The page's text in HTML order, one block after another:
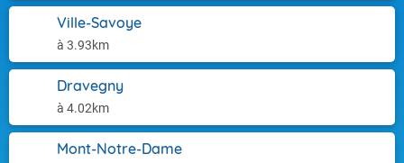
Ville-Savoye
à 3.93km
Dravegny
à 4.02km
Mont-Notre-Dame